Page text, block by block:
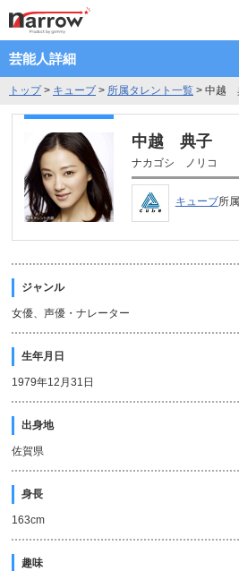
芸能人詳細
トップ> キューブ > 所属タレント一覧 > 中越
中越 典子
ナカゴシ ノリコ
キューブ所属
ジャンル
女優、声優・ナレーター
生年月日
1979年12月31日
出身地
佐賀県
身長
163cm
趣味